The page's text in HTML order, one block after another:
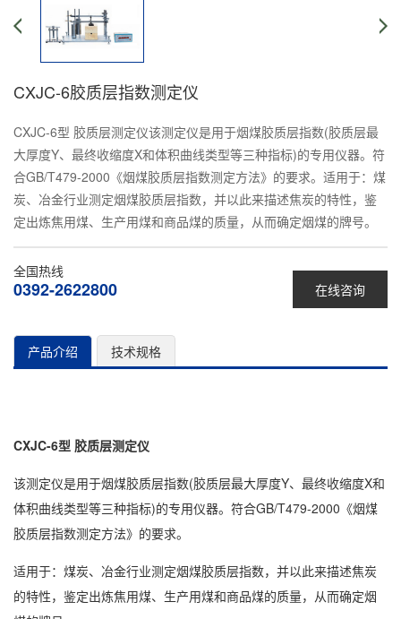
CXJC-6胶质层指数测定仪
CXJC-6型 胶质层测定仪该测定仪是用于烟煤胶质层指数(胶质层最
大厚度Y、最终收缩度X和体积曲线类型等三种指标)的专用仪器。符
合GB/T479-2000《烟煤胶质层指数测定方法》的要求。适用于：煤
炭、冶金行业测定烟煤胶质层指数，并以此来描述焦炭的特性，鉴
定出炼焦用煤、生产用煤和商品煤的质量，从而确定烟煤的牌号。
在线咨询
全国热线
0392-2622800
产品介绍 技术规格
CXJC-6型 胶质层测定仪
该测定仪是用于烟煤胶质层指数(胶质层最大厚度Y、最终收缩度X和
体积曲线类型等三种指标)的专用仪器。符合GB/T479-2000《烟煤
胶质层指数测定方法》的要求。
适用于：煤炭、冶金行业测定烟煤胶质层指数，并以此来描述焦炭
的特性，鉴定出炼焦用煤、生产用煤和商品煤的质量，从而确定烟